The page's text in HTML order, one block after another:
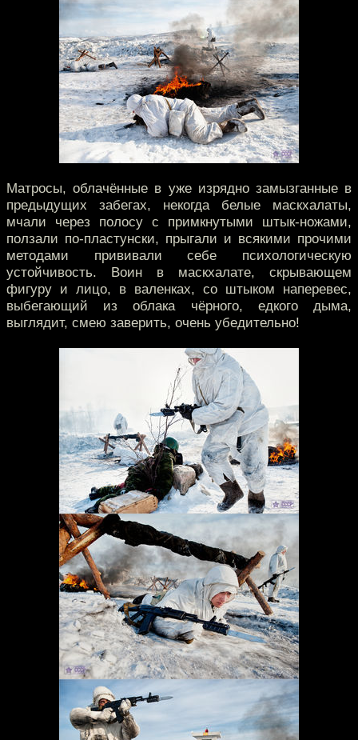
Матросы, облачённые в уже изрядно замызганные в
предыдущих забегах, некогда белые маскхалаты,
мчали через полосу с примкнутыми штык-ножами,
ползали по-пластунски, прыгали и всякими прочими
методами прививали себе психологическую
устойчивость. Воин в маскхалате, скрывающем
фигуру и лицо, в валенках, со штыком наперевес,
выбегающий из облака чёрного, едкого дыма,
выглядит, смею заверить, очень убедительно!